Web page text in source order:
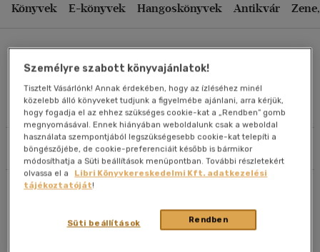
Könyvek E-könyvek Hangoskönyvek Antikvár
Művei
Szűrés Rendezés
Ár szerint csökkenő
Eladott darabszám szerint csökkenő
Eladott darabszám szerint növekvő
Cím szerint A-Z
Szerző szerint A-Z
Megjelenítés
20 db / oldal
Személyre szabott könyvajánlatok!
Tisztelt Vásárlónk! Annak érdekében, hogy az ízléséhez minél
közelebb álló könyveket tudjunk a figyelmébe ajánlani, arra kérjük,
hogy fogadja el az ehhez szükséges cookie-kat a „Rendben” gomb
megnyomásával. Ennek hiányában weboldalunk csak a weboldal
használata szempontjából legszükségesebb cookie-kat telepíti a
böngészőjébe, de cookie-preferenciáit később is bármikor
módosíthatja a Süti beállítások menüpontban. További részletekért
olvassa el a
Libri Könyvkereskedelmi Kft. adatkezelési
tájékoztatóját!
Rendben
Süti beállítások